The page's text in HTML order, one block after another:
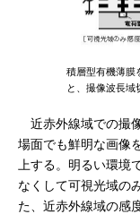
積層型有機薄膜
と、撮像波長域
近赤外線域での撮
場面でも鮮明な画像
上する。明るい環境
なくして可視光域の
た、近赤外線域の感